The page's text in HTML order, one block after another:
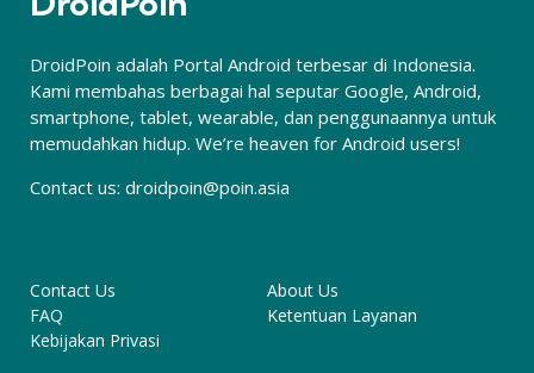
DroidPoin adalah Portal Android terbesar di Indonesia.
Kami membahas berbagai hal seputar Google, Android,
smartphone, tablet, wearable, dan penggunaannya untuk
memudahkan hidup. We’re heaven for Android users!
Contact us: droidpoin@poin.asia
Contact Us
About Us
FAQ
Ketentuan Layanan
Kebijakan Privasi